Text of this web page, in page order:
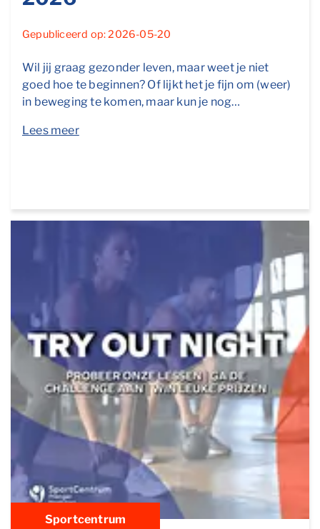
Gepubliceerd op: 2026-05-20
Wil jij graag gezonder leven, maar weet je niet
goed hoe te beginnen? Of lijkt het je fijn om (weer)
in beweging te komen, maar kun je nog…
Lees meer
Sportcentrum